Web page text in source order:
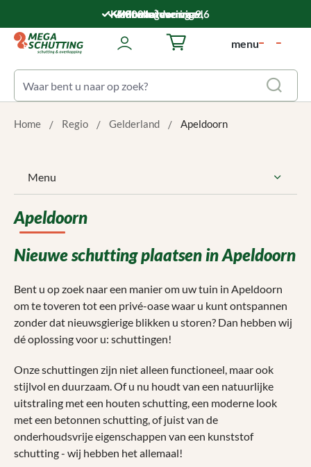
Ga naar de hoofdinhoud5.000 m² voorraad
Snelle levering
Montageservice
Klantwaardering: 9,6
menu
Winkelwagentje bevat 0
Home Regio Gelderland Apeldoorn
Menu
Apeldoorn
Nieuwe schutting plaatsen in Apeldoorn
Bent u op zoek naar een manier om uw tuin in Apeldoorn
om te toveren tot een privé-oase waar u kunt ontspannen
zonder dat nieuwsgierige blikken u storen? Dan hebben wij
dé oplossing voor u: schuttingen!
Onze schuttingen zijn niet alleen functioneel, maar ook
stijlvol en duurzaam. Of u nu houdt van een natuurlijke
uitstraling met een houten schutting, een moderne look
met een betonnen schutting, of juist van de
onderhoudsvrije eigenschappen van een kunststof
schutting - wij hebben het allemaal!